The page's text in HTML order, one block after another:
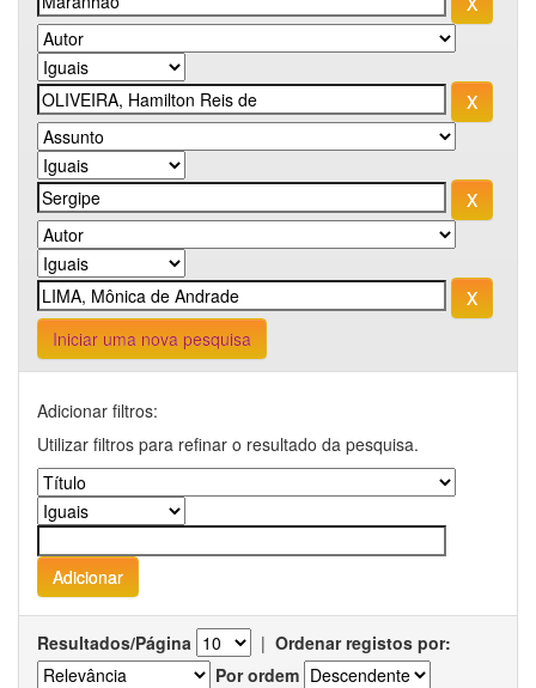
Iniciar uma nova pesquisa
Adicionar filtros:
Utilizar filtros para refinar o resultado da pesquisa.
Resultados/Página | Ordenar registos por:
Por ordem